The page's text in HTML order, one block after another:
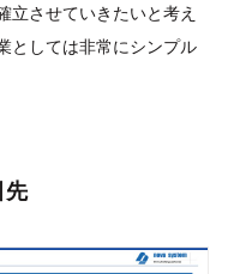
立させていきたいと考え
としては非常にシンプル
先